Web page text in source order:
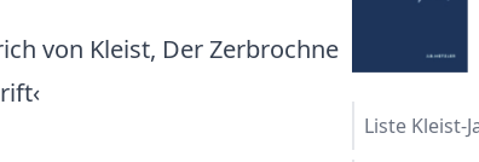
von Kleist, Der Zerbrochne
Liste Kleist-